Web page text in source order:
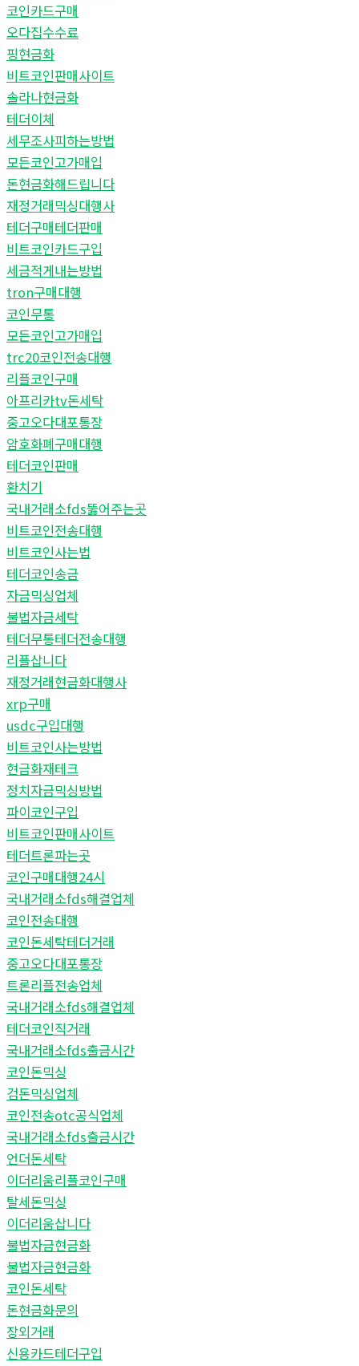
코인카드구매
오다집수수료
핑현금화
비트코인판매사이트
솔라나현금화
테더이체
세무조사피하는방법
모든코인고가매입
돈현금화해드립니다
재정거래믹싱대행사
테더구매테더판매
비트코인카드구입
세금적게내는방법
tron구매대행
코인무통
모든코인고가매입
trc20코인전송대행
리플코인구매
아프리카tv돈세탁
중고오다대포통장
암호화폐구매대행
테더코인판매
환치기
국내거래소fds뚫어주는곳
비트코인전송대행
비트코인사는법
테더코인송금
자금믹싱업체
불법자금세탁
테더무통테더전송대행
리플삽니다
재정거래현금화대행사
xrp구매
usdc구입대행
비트코인사는방법
현금화재테크
정치자금믹싱방법
파이코인구입
비트코인판매사이트
테더트론파는곳
코인구매대행24시
국내거래소fds해결업체
코인전송대행
코인돈세탁테더거래
중고오다대포통장
트론리플전송업체
국내거래소fds해결업체
테더코인직거래
국내거래소fds출금시간
코인돈믹싱
검돈믹싱업체
코인전송otc공식업체
국내거래소fds출금시간
언더돈세탁
이더리움리플코인구매
탈세돈믹싱
이더리움삽니다
불법자금현금화
불법자금현금화
코인돈세탁
돈현금화문의
장외거래
신용카드테더구입